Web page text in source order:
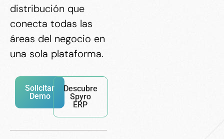
distribución que
conecta todas las
áreas del negocio en
una sola plataforma.
Solicitar
Demo
Descubre
Spyro
ERP